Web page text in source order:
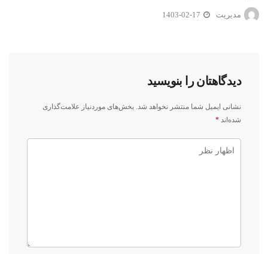
مدیریت 1403-02-17
دیدگاهتان را بنویسید
نشانی ایمیل شما منتشر نخواهد شد. بخش‌های موردنیاز علامت‌گذاری
شده‌اند *